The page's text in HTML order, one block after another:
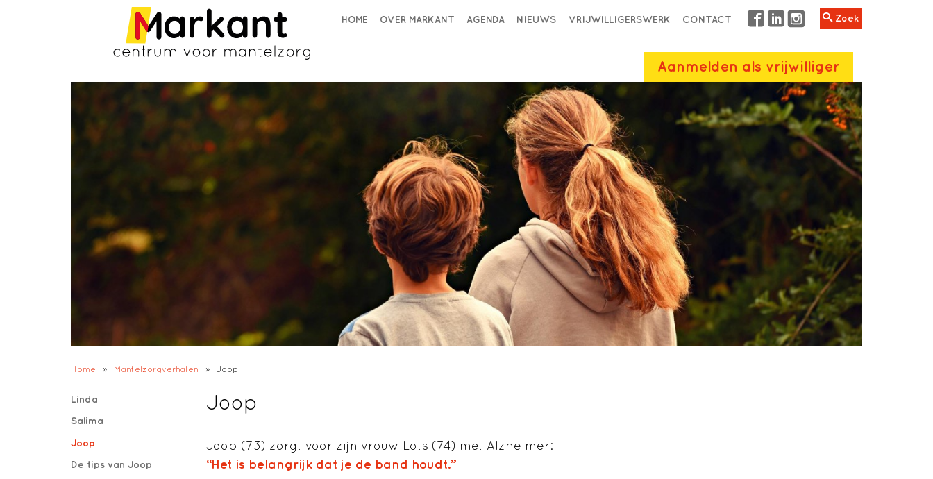
HOME OVER MARKANT AGENDA NIEUWS VRIJWILLIGERSWERK CONTACT Zoek
Aanmelden als vrijwilliger
Home » Mantelzorgverhalen » Joop
Linda
Salima
Joop
De tips van Joop
Joop
Joop (73) zorgt voor zijn vrouw Lots (74) met Alzheimer:
“Het is belangrijk dat je de band houdt.”